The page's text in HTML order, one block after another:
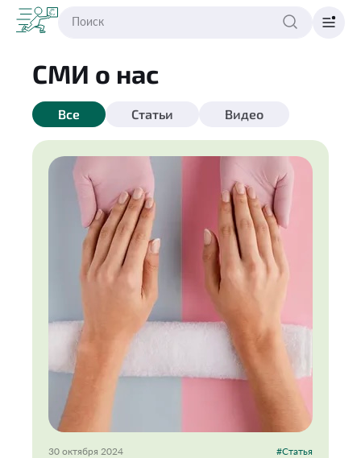
СМИ о нас
Все Статьи Видео
30 октября 2024 #Статья